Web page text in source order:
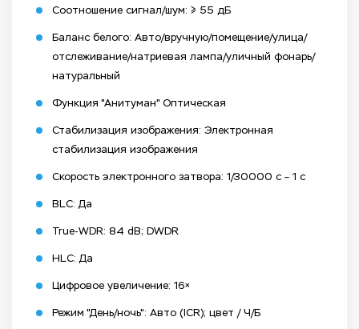
Соотношение сигнал/шум: ≥ 55 дБ
Баланс белого: Авто/вручную/помещение/улица/
отслеживание/натриевая лампа/уличный фонарь/
натуральный
Функция "Анитуман" Оптическая
Стабилизация изображения: Электронная
стабилизация изображения
Скорость электронного затвора: 1/30000 с – 1 с
BLC: Да
True-WDR: 84 dB; DWDR
HLC: Да
Цифровое увеличение: 16×
Режим "День/ночь": Авто (ICR); цвет / Ч/Б